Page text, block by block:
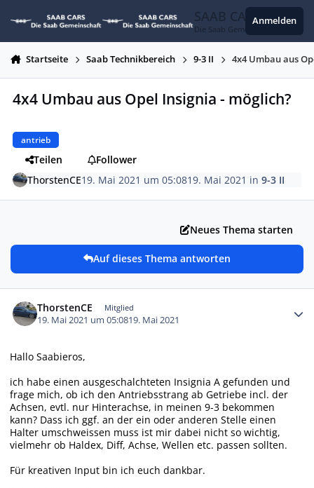
SAAB CARS
Die Saab Gemeinschaft
Anmelden
Startseite Saab Technikbereich 9-3 II 4x4 Umbau aus
4x4 Umbau aus Opel Insignia - möglich?
antrieb
Teilen
Follower
ThorstenCE19. Mai 2021 um 05:0819. Mai 2021 in9-3 II
Neues Thema starten
Auf dieses Thema antworten
ThorstenCE Mitglied
19. Mai 2021 um 05:0819. Mai 2021
Hallo Saabieros,
ich habe einen ausgeschalchteten Insignia A gefunden und
frage mich, ob ich den Antriebsstrang ab Getriebe incl. der
Achsen, evtl. nur Hinterachse, in meinen 9-3 bekommen
kann? Dass ich ggf. an der ein oder anderen Stelle einen
Halter umschweissen muss ist mir dabei nicht so wichtig,
vielmehr ob Haldex, Diff, Achse, Wellen etc. passen sollten.
Für kreativen Input bin ich euch dankbar.